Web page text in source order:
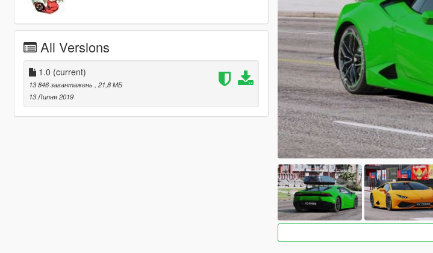
All Versions
1.0 (current)
13 846 завантажень
, 21,8 МБ
13 Липня 2019